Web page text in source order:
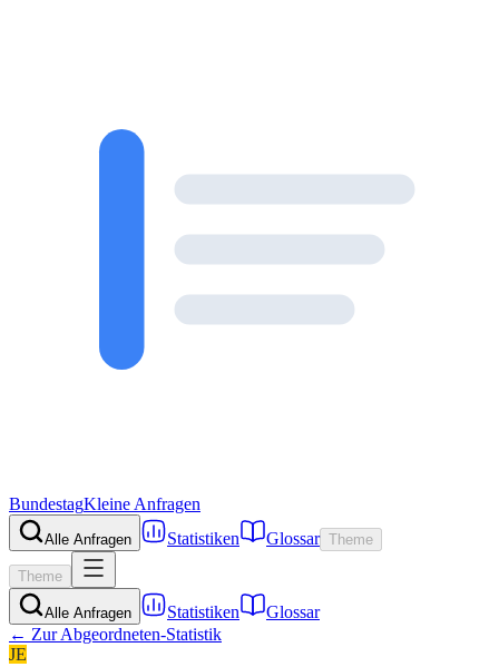
BundestagKleine Anfragen
Alle Anfragen Statistiken Glossar Theme
Theme
Alle Anfragen Statistiken
Glossar
← Zur Abgeordneten-Statistik
JE